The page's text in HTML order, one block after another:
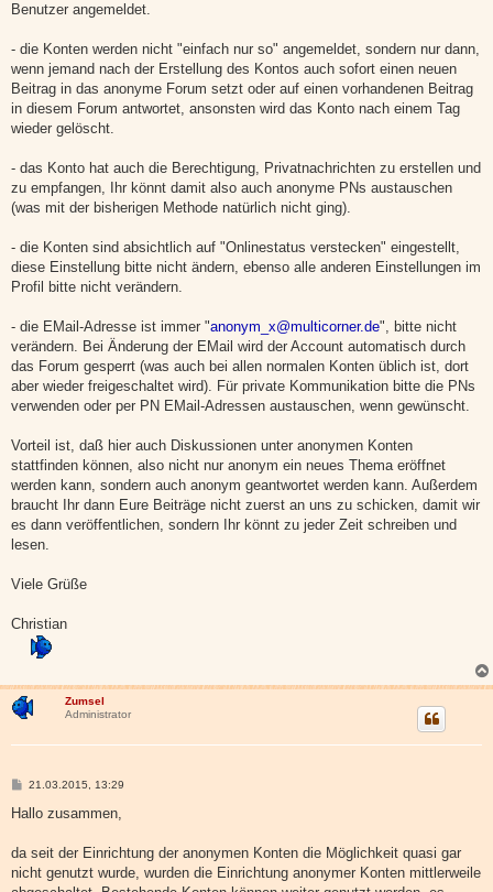
Benutzer angemeldet.
- die Konten werden nicht "einfach nur so" angemeldet, sondern nur dann,
wenn jemand nach der Erstellung des Kontos auch sofort einen neuen
Beitrag in das anonyme Forum setzt oder auf einen vorhandenen Beitrag
in diesem Forum antwortet, ansonsten wird das Konto nach einem Tag
wieder gelöscht.
- das Konto hat auch die Berechtigung, Privatnachrichten zu erstellen und
zu empfangen, Ihr könnt damit also auch anonyme PNs austauschen
(was mit der bisherigen Methode natürlich nicht ging).
- die Konten sind absichtlich auf "Onlinestatus verstecken" eingestellt,
diese Einstellung bitte nicht ändern, ebenso alle anderen Einstellungen im
Profil bitte nicht verändern.
- die EMail-Adresse ist immer "anonym_x@multicorner.de", bitte nicht
verändern. Bei Änderung der EMail wird der Account automatisch durch
das Forum gesperrt (was auch bei allen normalen Konten üblich ist, dort
aber wieder freigeschaltet wird). Für private Kommunikation bitte die PNs
verwenden oder per PN EMail-Adressen austauschen, wenn gewünscht.
Vorteil ist, daß hier auch Diskussionen unter anonymen Konten
stattfinden können, also nicht nur anonym ein neues Thema eröffnet
werden kann, sondern auch anonym geantwortet werden kann. Außerdem
braucht Ihr dann Eure Beiträge nicht zuerst an uns zu schicken, damit wir
es dann veröffentlichen, sondern Ihr könnt zu jeder Zeit schreiben und
lesen.
Viele Grüße
Christian
Zumsel
Administrator
B
i
a
21.03.2015, 13:29
Hallo zusammen,
da seit der Einrichtung der anonymen Konten die Möglichkeit quasi gar
nicht genutzt wurde, wurden die Einrichtung anonymer Konten mittlerweile